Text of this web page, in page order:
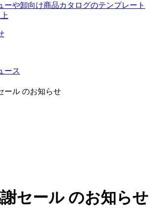
ーや卸向け商品カタログのテンプレート
ース
ール のお知らせ
セール のお知らせ